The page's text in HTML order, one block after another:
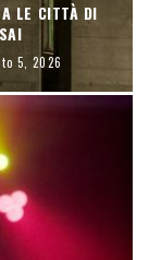
LE CITTÀ DI
5, 2026